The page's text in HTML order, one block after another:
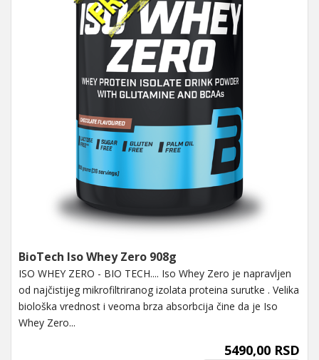
BioTech Iso Whey Zero 908g
ISO WHEY ZERO - BIO TECH.... Iso Whey Zero je napravljen
od najčistijeg mikrofiltriranog izolata proteina surutke . Velika
biološka vrednost i veoma brza absorbcija čine da je Iso
Whey Zero...
5490,00 RSD